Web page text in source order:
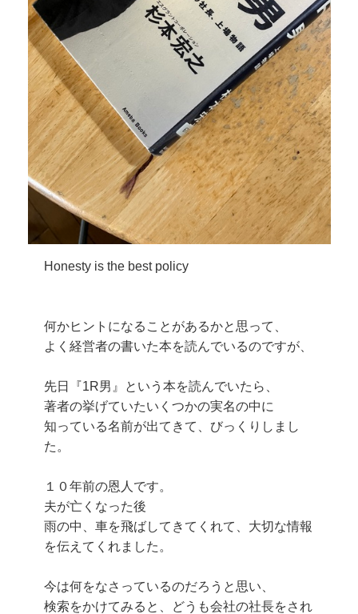
Honesty is the best policy
何かヒントになることがあるかと思って、
よく経営者の書いた本を読んでいるのですが、
先日『1R男』という本を読んでいたら、
著者の挙げていたいくつかの実名の中に
知っている名前が出てきて、びっくりしまし
た。
１０年前の恩人です。
夫が亡くなった後
雨の中、車を飛ばしてきてくれて、大切な情報
を伝えてくれました。
今は何をなさっているのだろうと思い、
検索をかけてみると、どうも会社の社長をされ